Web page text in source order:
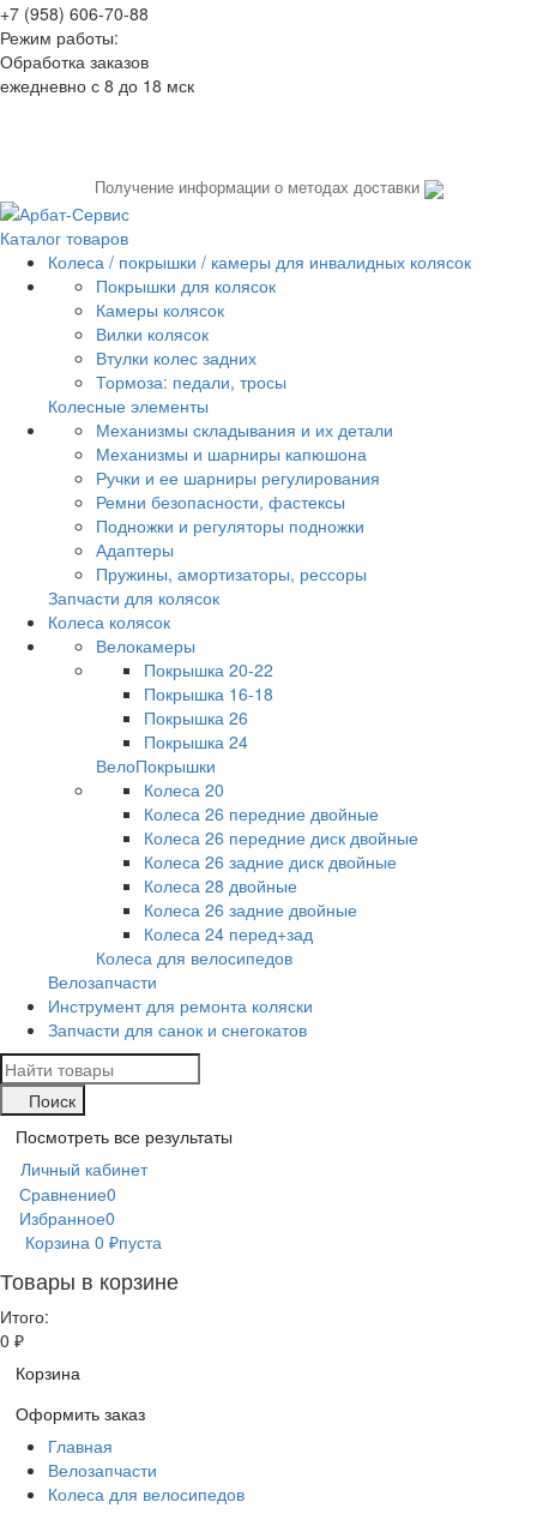
+7 (958) 606-70-88
Режим работы:
Обработка заказов
ежедневно с 8 до 18 мск
Получение информации о методах доставки
Каталог товаров
Колеса / покрышки / камеры для инвалидных колясок
Покрышки для колясок
Камеры колясок
Вилки колясок
Втулки колес задних
Тормоза: педали, тросы
Колесные элементы
Механизмы складывания и их детали
Механизмы и шарниры капюшона
Ручки и ее шарниры регулирования
Ремни безопасности, фастексы
Подножки и регуляторы подножки
Адаптеры
Пружины, амортизаторы, рессоры
Запчасти для колясок
Колеса колясок
Велокамеры
Покрышка 20-22
Покрышка 16-18
Покрышка 26
Покрышка 24
ВелоПокрышки
Колеса 20
Колеса 26 передние двойные
Колеса 26 передние диск двойные
Колеса 26 задние диск двойные
Колеса 28 двойные
Колеса 26 задние двойные
Колеса 24 перед+зад
Колеса для велосипедов
Велозапчасти
Инструмент для ремонта коляски
Запчасти для санок и снегокатов
Поиск
Посмотреть все результаты
Личный кабинет
Сравнение0
Избранное0
Корзина 0 ₽пуста
Товары в корзине
Итого:
0 ₽
Корзина
Оформить заказ
Главная
Велозапчасти
Колеса для велосипедов